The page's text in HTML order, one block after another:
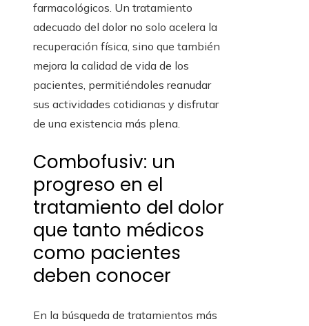
farmacológicos. Un tratamiento
adecuado del dolor no solo acelera la
recuperación física, sino que también
mejora la calidad de vida de los
pacientes, permitiéndoles reanudar
sus actividades cotidianas y disfrutar
de una existencia más plena.
Combofusiv: un
progreso en el
tratamiento del dolor
que tanto médicos
como pacientes
deben conocer
En la búsqueda de tratamientos más